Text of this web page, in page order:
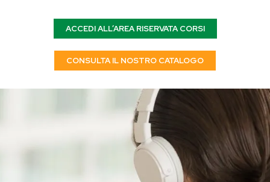
ACCEDI ALL’AREA RISERVATA CORSI
CONSULTA IL NOSTRO CATALOGO